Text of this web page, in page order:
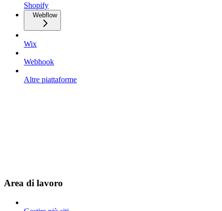
Shopify
Webflow
Wix
Webhook
Altre piattaforme
Area di lavoro